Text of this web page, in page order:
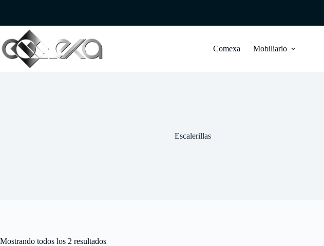
Comexa Mobiliario
Escalerillas
Mostrando todos los 2 resultados